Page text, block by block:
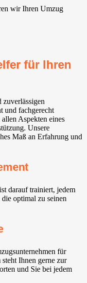
wir Ihren Umzug
für Ihren
zuverlässigen
und fachgerecht
Aspekten eines
Unsere
Maß an Erfahrung und
darauf trainiert, jedem
optimal zu seinen
für
Ihnen gerne zur
und Sie bei jedem